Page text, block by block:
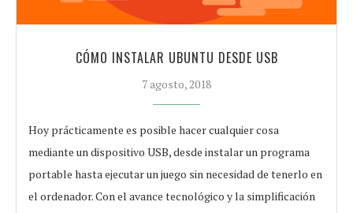
CÓMO INSTALAR UBUNTU DESDE USB
7 agosto, 2018
Hoy prácticamente es posible hacer cualquier cosa
mediante un dispositivo USB, desde instalar un programa
portable hasta ejecutar un juego sin necesidad de tenerlo en
el ordenador. Con el avance tecnológico y la simplificación